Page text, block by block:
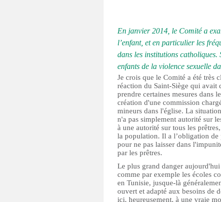
En janvier 2014, le Comité a
l’enfant, et en particulier les
dans les institutions
enfants de la violence sexuelle
Je crois que le Comité a été très
réaction du Saint-Siège qui
prendre certaines mesures dans
création d'une commission
mineurs dans l'église. La
n'a pas simplement autorité sur
à une autorité sur tous les
la population. Il a l’obligation de
pour ne pas laisser dans
par les prêtres.
Le plus grand danger
comme par exemple les écoles
en Tunisie, jusque-là
ouvert et adapté aux besoins de
ici, heureusement, à une vraie